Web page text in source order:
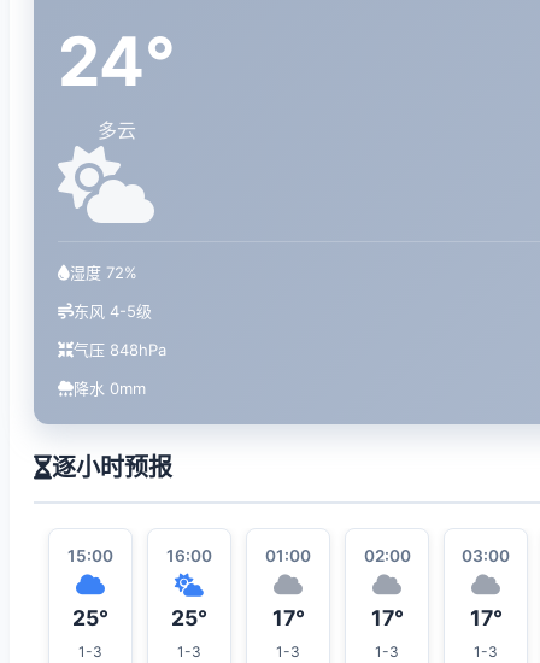
24°
多云
湿度 72%
东风 4-5级
气压 848hPa
降水 0mm
逐小时预报
15:00
25°
1-3
16:00
25°
1-3
01:00
17°
1-3
02:00
17°
1-3
03:00
17°
1-3